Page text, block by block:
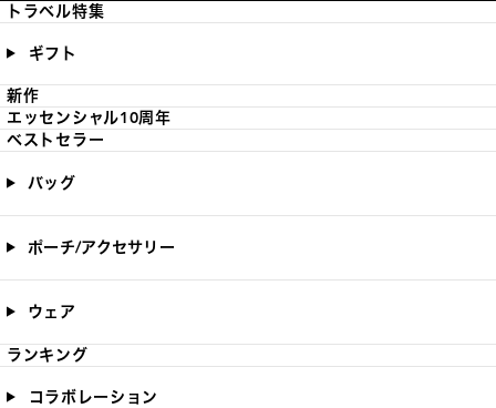
トラベル特集
ギフト
新作
エッセンシャル10周年
ベストセラー
バッグ
ポーチ/アクセサリー
ウェア
ランキング
コラボレーション